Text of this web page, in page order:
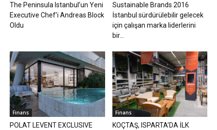
The Peninsula Istanbul’un Yeni
Executive Chef’i Andreas Block
Oldu
Sustainable Brands 2016
İstanbul sürdürülebilir gelecek
için çalışan marka liderlerini
bir...
Finans
POLAT LEVENT EXCLUSIVE
Finans
KOÇTAŞ, ISPARTA’DA İLK